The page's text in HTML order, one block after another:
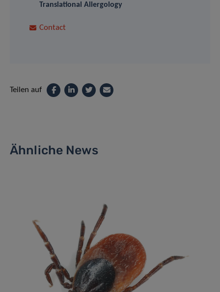
Translational Allergology
Contact
Teilen auf
Ähnliche News